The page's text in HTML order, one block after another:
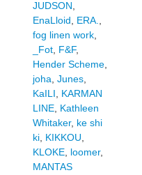
JUDSON
EnaLloid
ERA.
fog linen work,
_Fot, F&F,
Hender Scheme,
joha Junes,
KaILI
KARMAN
LINE, Kathleen
Whitaker, ke shi
ki, KIKKOU
KLOKE, loomer,
MANTAS